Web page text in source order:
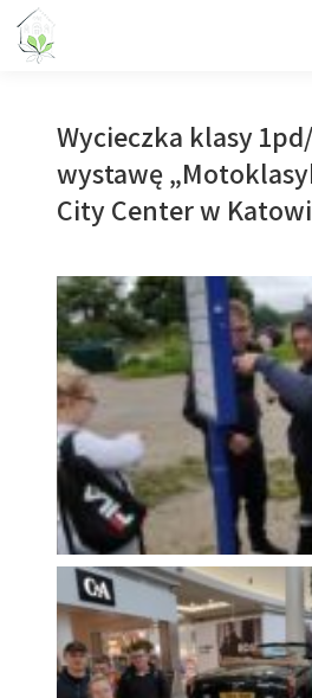
treści
Wycieczka klasy
wystawę
City Center w